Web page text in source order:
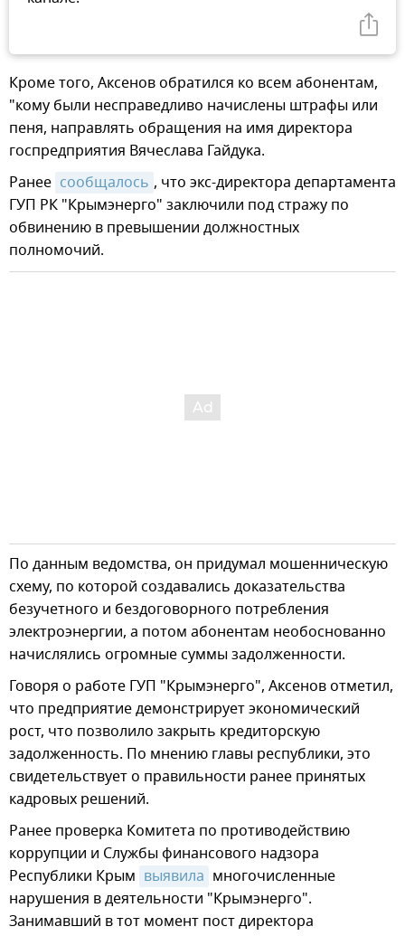
Кроме того, Аксенов обратился ко всем абонентам,
"кому были несправедливо начислены штрафы или
пеня, направлять обращения на имя директора
госпредприятия Вячеслава Гайдука.
Ранее сообщалось , что экс-директора департамента
ГУП РК "Крымэнерго" заключили под стражу по
обвинению в превышении должностных
полномочий.
По данным ведомства, он придумал мошенническую
схему, по которой создавались доказательства
безучетного и бездоговорного потребления
электроэнергии, а потом абонентам необоснованно
начислялись огромные суммы задолженности.
Говоря о работе ГУП "Крымэнерго", Аксенов отметил,
что предприятие демонстрирует экономический
рост, что позволило закрыть кредиторскую
задолженность. По мнению главы республики, это
свидетельствует о правильности ранее принятых
кадровых решений.
Ранее проверка Комитета по противодействию
коррупции и Службы финансового надзора
Республики Крым выявила многочисленные
нарушения в деятельности "Крымэнерго".
Занимавший в тот момент пост директора